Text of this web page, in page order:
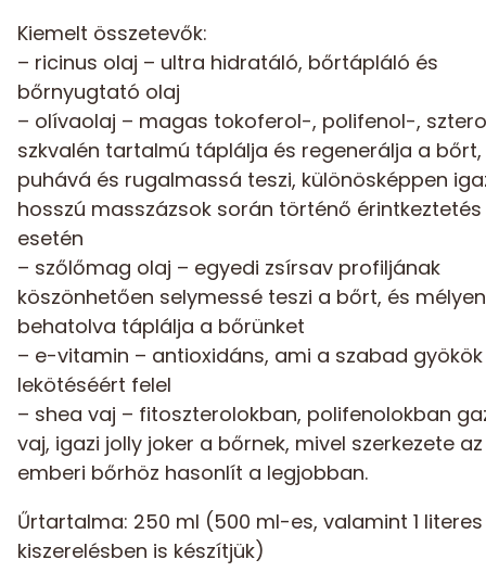
Kiemelt összetevők:
– ricinus olaj – ultra hidratáló, bőrtápláló és
bőrnyugtató olaj
– olívaolaj – magas tokoferol-, polifenol-,
szkvalén tartalmú táplálja és regenerálja a bőrt,
puhává és rugalmassá teszi, különösképpen
hosszú masszázsok során történő érintkeztetés
esetén
– szőlőmag olaj – egyedi zsírsav profiljának
köszönhetően selymessé teszi a bőrt, és mélyen
behatolva táplálja a bőrünket
– e-vitamin – antioxidáns, ami a szabad gyökök
lekötéséért felel
– shea vaj – fitoszterolokban, polifenolokban
vaj, igazi jolly joker a bőrnek, mivel szerkezete az
emberi bőrhöz hasonlít a legjobban.
Űrtartalma: 250 ml (500 ml-es, valamint 1 literes
kiszerelésben is készítjük)